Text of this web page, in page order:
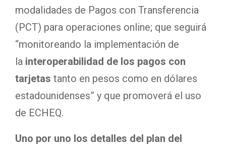
modalidades de Pagos con Transferencia
(PCT) para operaciones online; que seguirá
“monitoreando la implementación de
la interoperabilidad de los pagos con
tarjetas tanto en pesos como en dólares
estadounidenses” y que promoverá el uso
de ECHEQ.
Uno por uno los detalles del plan del